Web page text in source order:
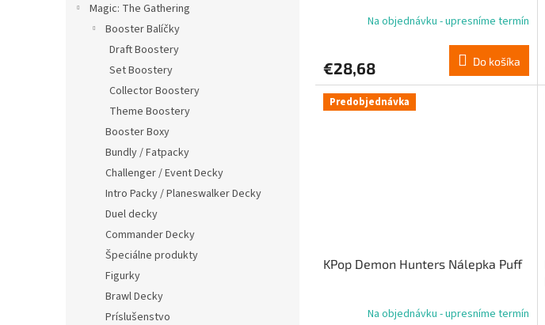
Magic: The Gathering
Booster Balíčky
Draft Boostery
Set Boostery
Collector Boostery
Theme Boostery
Booster Boxy
Bundly / Fatpacky
Challenger / Event Decky
Intro Packy / Planeswalker Decky
Duel decky
Commander Decky
Špeciálne produkty
Figurky
Brawl Decky
Príslušenstvo
Na objednávku - upresníme termín
€28,68 Do košíka
Predobjednávka
KPop Demon Hunters Nálepka Puff
Na objednávku - upresníme termín